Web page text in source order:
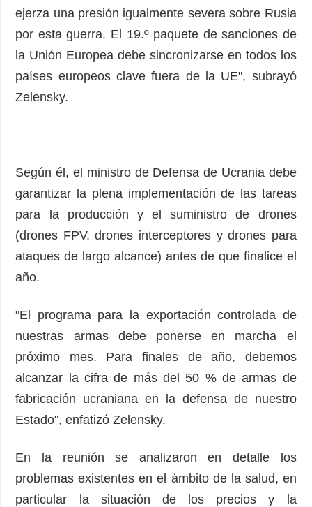
ejerza una presión igualmente severa sobre Rusia
por esta guerra. El 19.º paquete de sanciones de
la Unión Europea debe sincronizarse en todos los
países europeos clave fuera de la UE", subrayó
Zelensky.
Según él, el ministro de Defensa de Ucrania debe
garantizar la plena implementación de las tareas
para la producción y el suministro de drones
(drones FPV, drones interceptores y drones para
ataques de largo alcance) antes de que finalice el
año.
"El programa para la exportación controlada de
nuestras armas debe ponerse en marcha el
próximo mes. Para finales de año, debemos
alcanzar la cifra de más del 50 % de armas de
fabricación ucraniana en la defensa de nuestro
Estado", enfatizó Zelensky.
En la reunión se analizaron en detalle los
problemas existentes en el ámbito de la salud, en
particular la situación de los precios y la